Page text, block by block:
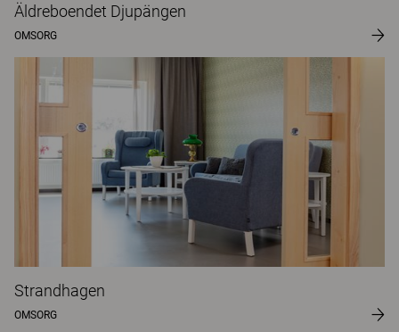
Äldreboendet Djupängen
OMSORG
Strandhagen
OMSORG